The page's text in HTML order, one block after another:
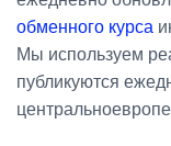
обменного курса
Мы используем
публикуются